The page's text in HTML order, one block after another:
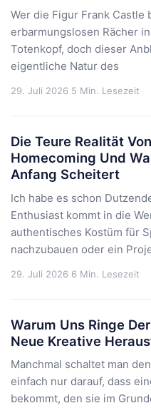
Wer die Figur Frank
erbarmungslosen Rächer
Totenkopf, doch dieser
eigentliche Natur des
29. Juli 2026 5 Min. Lesezeit
Die Teure Realität
Homecoming Und
Anfang Scheitert
Ich habe es schon
Enthusiast kommt in die
authentisches Kostüm für
nachzubauen oder ein
29. Juli 2026 6 Min. Lesezeit
Warum Uns Ringe
Neue Kreative
Manchmal schaltet man
einfach nur darauf, dass
bekommt, den sie im